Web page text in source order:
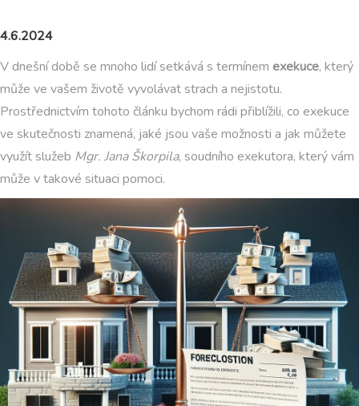
4.6.2024
V dnešní době se mnoho lidí setkává s termínem exekuce, který
může ve vašem životě vyvolávat strach a nejistotu.
Prostřednictvím tohoto článku bychom rádi přiblížili, co exekuce
ve skutečnosti znamená, jaké jsou vaše možnosti a jak můžete
využít služeb Mgr. Jana Škorpila, soudního exekutora, který vám
může v takové situaci pomoci.